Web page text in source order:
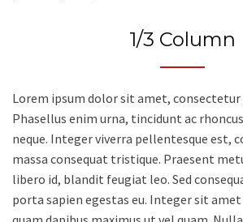
1/3 Column
Lorem ipsum dolor sit amet,
Phasellus enim urna, tincidunt ac
neque. Integer viverra pellentesque est,
massa consequat tristique. Praesent
libero id, blandit feugiat leo. Sed
porta sapien egestas eu. Integer sit